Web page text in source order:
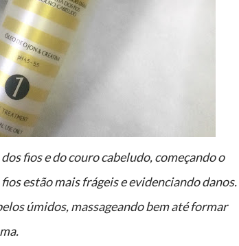
fios e do couro cabeludo, começando o
estão mais frágeis e evidenciando danos.